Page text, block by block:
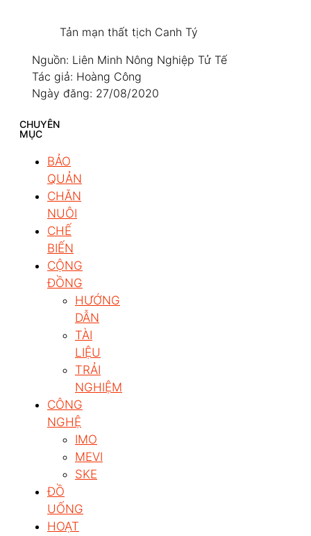
Tản mạn thất tịch Canh Tý
Nguồn: Liên Minh Nông Nghiệp Tử Tế
Tác giả: Hoàng Công
Ngày đăng: 27/08/2020
CHUYÊN
MỤC
BẢO
QUẢN
CHĂN
NUÔI
CHẾ
BIẾN
CỘNG
ĐỒNG
HƯỚNG
DẪN
TÀI
LIỆU
TRẢI
NGHIỆM
CÔNG
NGHỆ
IMO
MEVI
SKE
ĐỒ
UỐNG
HOẠT